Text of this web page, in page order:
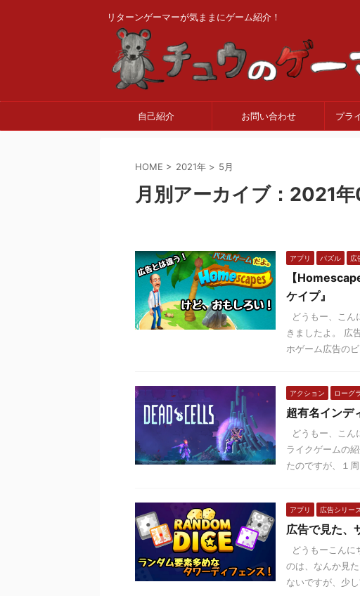
リターンゲーマーが気ままにゲーム紹介！
自己紹介 お問い合わせ プラ
HOME > 2021年 > 5月
月別アーカイブ：2021年
アプリ パズル 広
【
ケイプ』
どうもー、こ
きましたよ。 広
ホゲーム広告の
アクション ローグ
超有名インデ
どうもー、こ
ライクゲームの
たのですが、１
アプリ 広告シリー
広告で見た、
どうもーこん
のは、なんか見
ないですが、少